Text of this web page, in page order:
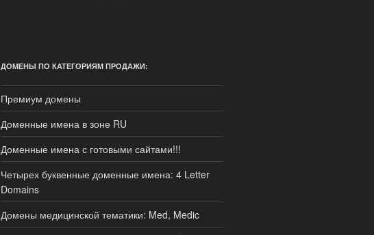
ДОМЕНЫ ПО КАТЕГОРИЯМ ПРОДАЖИ:
Премиум домены
Доменные имена в зоне RU
Доменные имена с готовыми сайтами!!!
Четырех буквенные доменные имена: 4 Letter
Domains
Домены медицинской тематики: Med, Medic